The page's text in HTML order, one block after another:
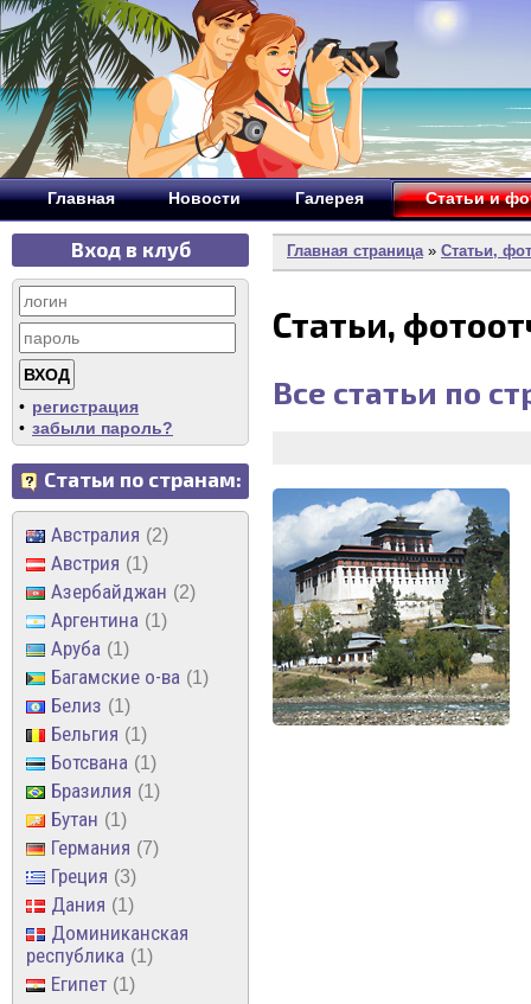
Главная Новости Галерея Статьи и
Вход в клуб
• регистрация
• забыли пароль?
Статьи по странам:
Австралия 2
Австрия 1
Азербайджан 2
Аргентина 1
Аруба 1
Багамские о-ва 1
Белиз 1
Бельгия 1
Ботсвана 1
Бразилия 1
Бутан 1
Германия 7
Греция 3
Дания 1
Доминиканская
республика
1
Египет 1
Главная страница» Статьи,
Статьи,
Все статьи по